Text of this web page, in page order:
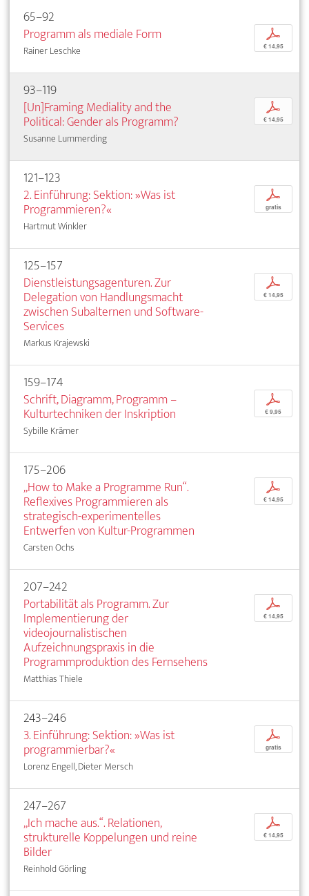
65–92
Programm als mediale Form
Rainer Leschke
p
€ 14,95
93–119
[Un]Framing Mediality and the
Political: Gender als Programm?
Susanne Lummerding
p
€ 14,95
121–123
2. Einführung: Sektion: »Was ist
Programmieren?«
Hartmut Winkler
p
gratis
125–157
Dienstleistungsagenturen. Zur
Delegation von Handlungsmacht
zwischen Subalternen und Software-
Services
Markus Krajewski
p
€ 14,95
159–174
Schrift, Diagramm, Programm –
Kulturtechniken der Inskription
Sybille Krämer
p
€ 9,95
175–206
„How to Make a Programme Run“.
Reflexives Programmieren als
strategisch-experimentelles
Entwerfen von Kultur-Programmen
Carsten Ochs
p
€ 14,95
207–242
Portabilität als Programm. Zur
Implementierung der
videojournalistischen
Aufzeichnungspraxis in die
Programmproduktion des Fernsehens
Matthias Thiele
p
€ 14,95
243–246
3. Einführung: Sektion: »Was ist
programmierbar?«
Lorenz Engell, Dieter Mersch
p
gratis
247–267
„Ich mache aus.“. Relationen,
strukturelle Koppelungen und reine
Bilder
Reinhold Görling
p
€ 14,95